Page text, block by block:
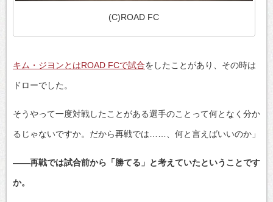
(C)ROAD FC
キム・ジヨンとはROAD FCで試合をしたことがあり、その時は
ドローでした。
そうやって一度対戦したことがある選手のことって何となく分か
るじゃないですか。だから再戦では……、何と言えばいいのか」
――再戦では試合前から「勝てる」と考えていたということです
か。